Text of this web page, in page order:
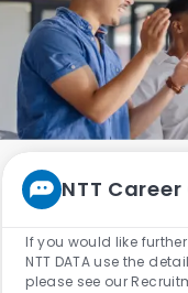
Notify me for
You'll receive updates
Enter Email
NTT
If you would like
NTT DATA use the
please see our